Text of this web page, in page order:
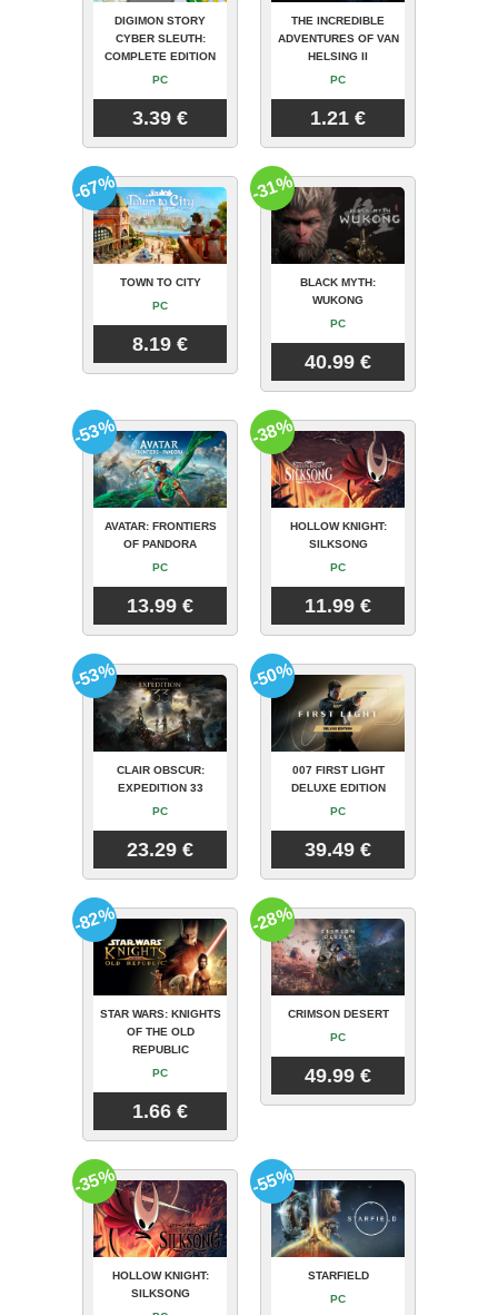
DIGIMON STORY
CYBER SLEUTH:
COMPLETE EDITION
PC
3.39 €
THE INCREDIBLE
ADVENTURES OF VAN
HELSING II
PC
1.21 €
TOWN TO CITY
PC
8.19 €
-67%
BLACK MYTH:
WUKONG
PC
40.99 €
-31%
AVATAR: FRONTIERS
OF PANDORA
PC
13.99 €
-53%
HOLLOW KNIGHT:
SILKSONG
PC
11.99 €
-38%
CLAIR OBSCUR:
EXPEDITION 33
PC
23.29 €
-53%
007 FIRST LIGHT
DELUXE EDITION
PC
39.49 €
-50%
STAR WARS: KNIGHTS
OF THE OLD
REPUBLIC
PC
1.66 €
-82%
CRIMSON DESERT
PC
49.99 €
-28%
HOLLOW KNIGHT:
SILKSONG
-35%
STARFIELD
PC
-55%